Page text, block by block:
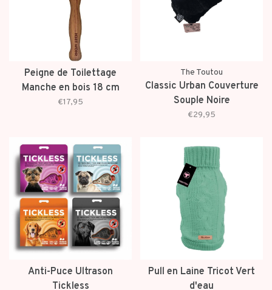
Peigne de Toilettage
Manche en bois 18 cm
Dents serrées
€17,95
The Toutou
Classic Urban Couverture
Souple Noire
€29,95
Anti-Puce Ultrason
Tickless
Pull en Laine Tricot Vert
d'eau